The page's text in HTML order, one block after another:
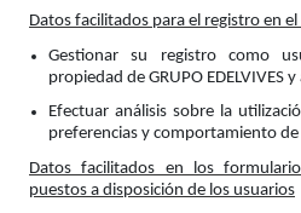
Datos facilitados para el registro en
Gestionar su registro como
propiedad de GRUPO EDELVIVES
Efectuar análisis sobre la
preferencias y comportamiento de
Datos facilitados en los
puestos a disposición de los usuarios